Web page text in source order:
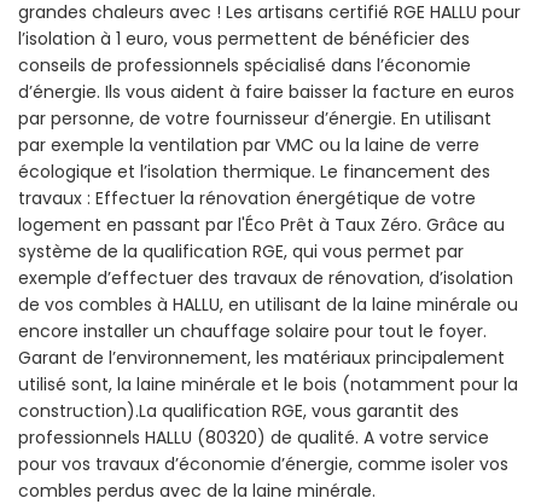
grandes chaleurs avec ! Les artisans certifié RGE HALLU pour
l’isolation à 1 euro, vous permettent de bénéficier des
conseils de professionnels spécialisé dans l’économie
d’énergie. Ils vous aident à faire baisser la facture en euros
par personne, de votre fournisseur d’énergie. En utilisant
par exemple la ventilation par VMC ou la laine de verre
écologique et l’isolation thermique. Le financement des
travaux : Effectuer la rénovation énergétique de votre
logement en passant par l'Éco Prêt à Taux Zéro. Grâce au
système de la qualification RGE, qui vous permet par
exemple d’effectuer des travaux de rénovation, d’isolation
de vos combles à HALLU, en utilisant de la laine minérale ou
encore installer un chauffage solaire pour tout le foyer.
Garant de l’environnement, les matériaux principalement
utilisé sont, la laine minérale et le bois (notamment pour la
construction).La qualification RGE, vous garantit des
professionnels HALLU (80320) de qualité. A votre service
pour vos travaux d’économie d’énergie, comme isoler vos
combles perdus avec de la laine minérale.